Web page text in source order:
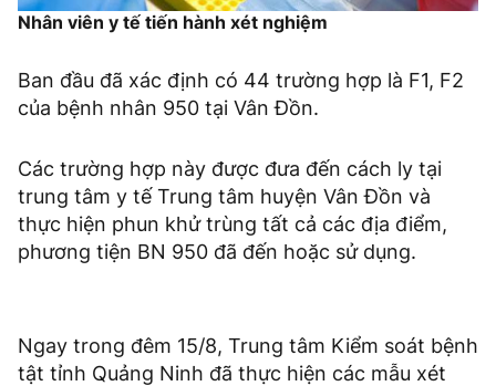
Nhân viên y tế tiến hành xét nghiệm
Ban đầu đã xác định có 44 trường hợp là F1, F2
của bệnh nhân 950 tại Vân Đồn.
Các trường hợp này được đưa đến cách ly tại
trung tâm y tế Trung tâm huyện Vân Đồn và
thực hiện phun khử trùng tất cả các địa điểm,
phương tiện BN 950 đã đến hoặc sử dụng.
Ngay trong đêm 15/8, Trung tâm Kiểm soát bệnh
tật tỉnh Quảng Ninh đã thực hiện các mẫu xét